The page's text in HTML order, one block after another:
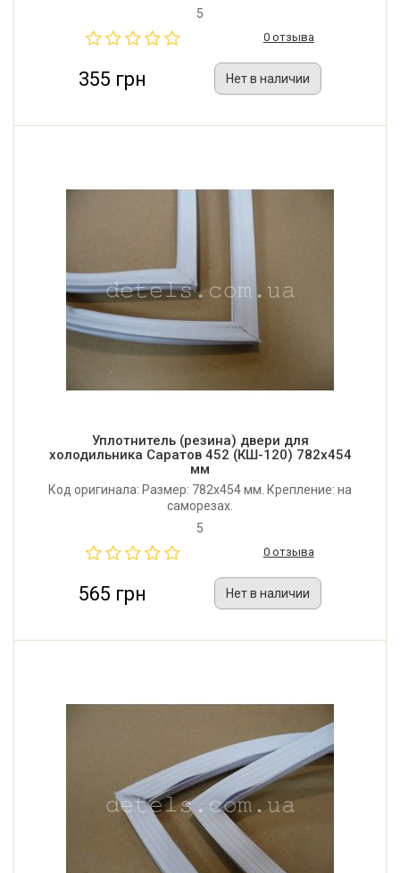
5
0 отзыва
355 грн Нет в наличии
Уплотнитель (резина) двери для
холодильника Саратов 452 (КШ-120) 782x454
мм
Код оригинала: Размер: 782x454 мм. Крепление: на
саморезах.
5
0 отзыва
565 грн Нет в наличии